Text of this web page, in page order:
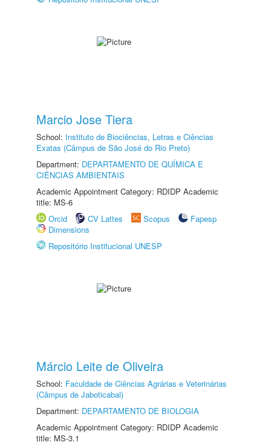
Marcio Jose Tiera
School: Instituto de Biociências, Letras e Ciências
Exatas (Câmpus de São José do Rio Preto)
Department: DEPARTAMENTO DE QUÍMICA E
CIÊNCIAS AMBIENTAIS
Academic Appointment Category: RDIDP Academic
title: MS-6
Orcid
CV Lattes Scopus
Fapesp
Dimensions
Repositório Institucional UNESP
Márcio Leite de Oliveira
School: Faculdade de Ciências Agrárias e Veterinárias
(Câmpus de Jaboticabal)
Department: DEPARTAMENTO DE BIOLOGIA
Academic Appointment Category: RDIDP Academic
title: MS-3.1